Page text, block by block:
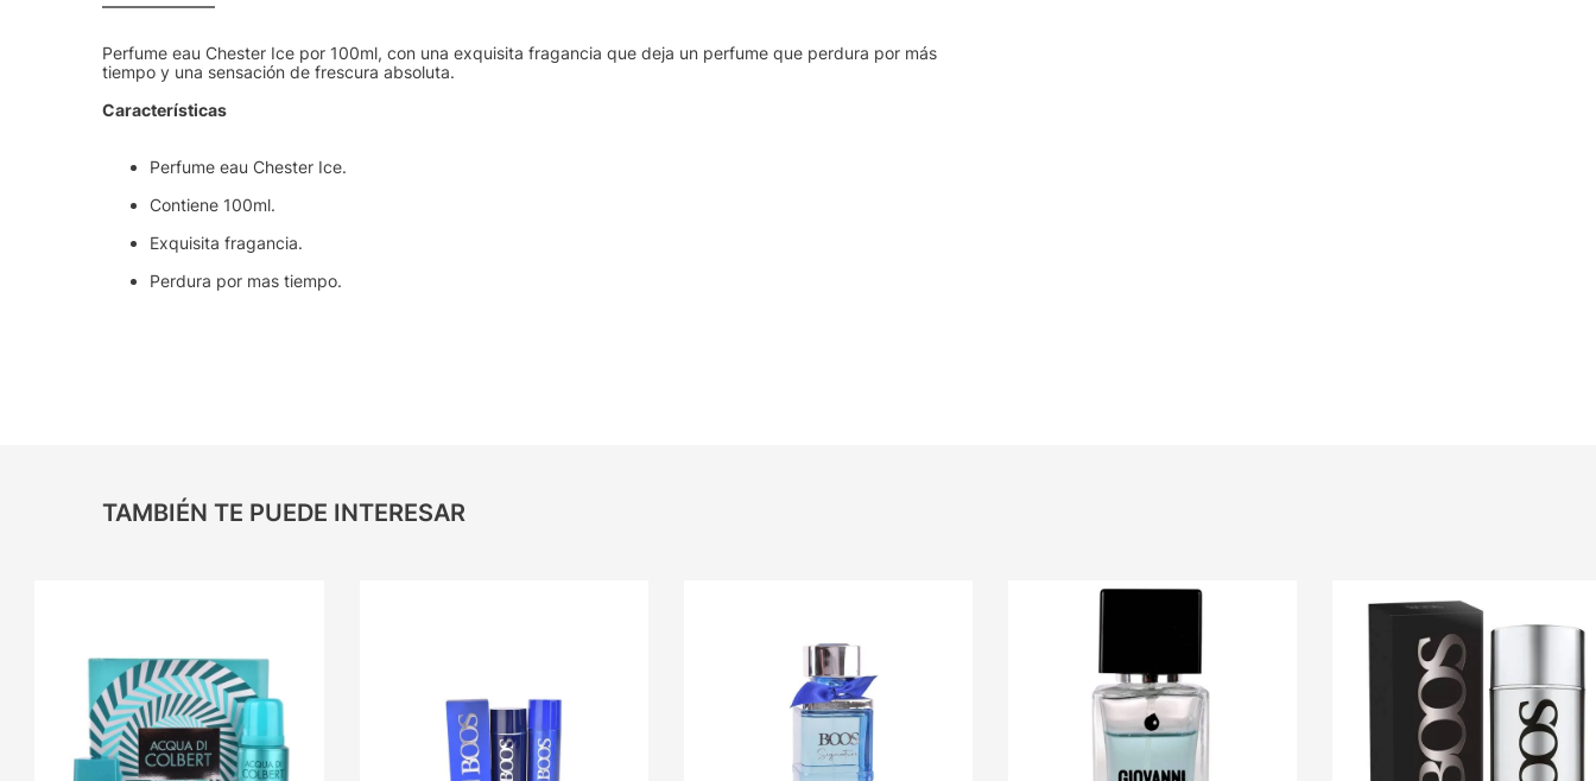
Perfume eau Chester Ice por 100ml, con una exquisita fragancia que deja un perfume que perdura por más
tiempo y una sensación de frescura absoluta.
Características
Perfume eau Chester Ice.
Contiene 100ml.
Exquisita fragancia.
Perdura por mas tiempo.
TAMBIÉN TE PUEDE INTERESAR